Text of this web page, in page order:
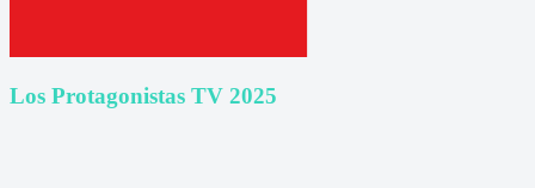
Los Protagonistas TV 2025